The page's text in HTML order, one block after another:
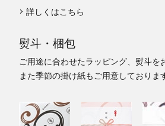
詳しくはこちら
熨斗・梱包
ご用途に合わせたラッピング、熨斗を
また季節の掛け紙もご用意しておりま